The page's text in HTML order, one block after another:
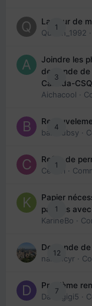
1
La peur de
Queen_1992
3
Joindre les
demande
Canada-
Aichacool ·
4
babibubsy ·
1
Refus de
Cedbri ·
1
Papier
parents
KarineBo ·
12
Demande
nanancyr ·
7
Problème
Davidgigi5 ·